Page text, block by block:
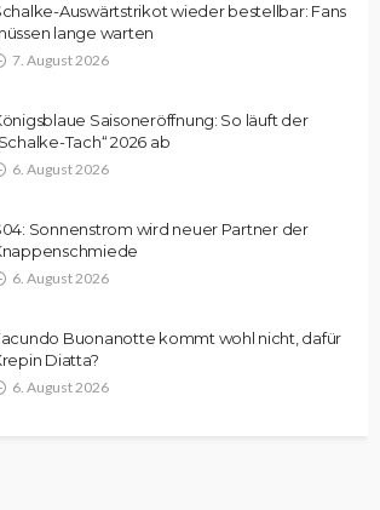
Auswärtstrikot wieder bestellbar: Fans
lange warten
7. August 2026
Saisoneröffnung: So läuft der
Tach“ 2026 ab
6. August 2026
Sonnenstrom wird neuer Partner der
6. August 2026
Buonanotte kommt wohl nicht, dafür
Diatta?
6. August 2026